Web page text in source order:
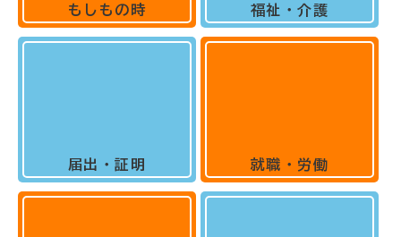
もしもの時
届出・証明
福祉・介護
就職・労働